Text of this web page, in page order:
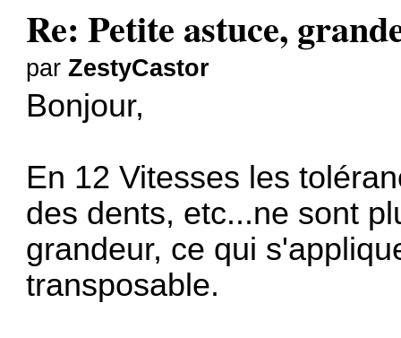
Re: Petite astuce,
parZestyCastor
Bonjour,
En 12 Vitesses les
des dents, etc...ne sont
grandeur, ce qui
transposable.